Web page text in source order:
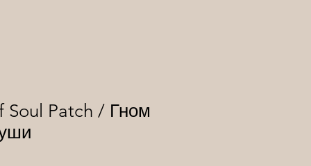
Soul Patch / Гном